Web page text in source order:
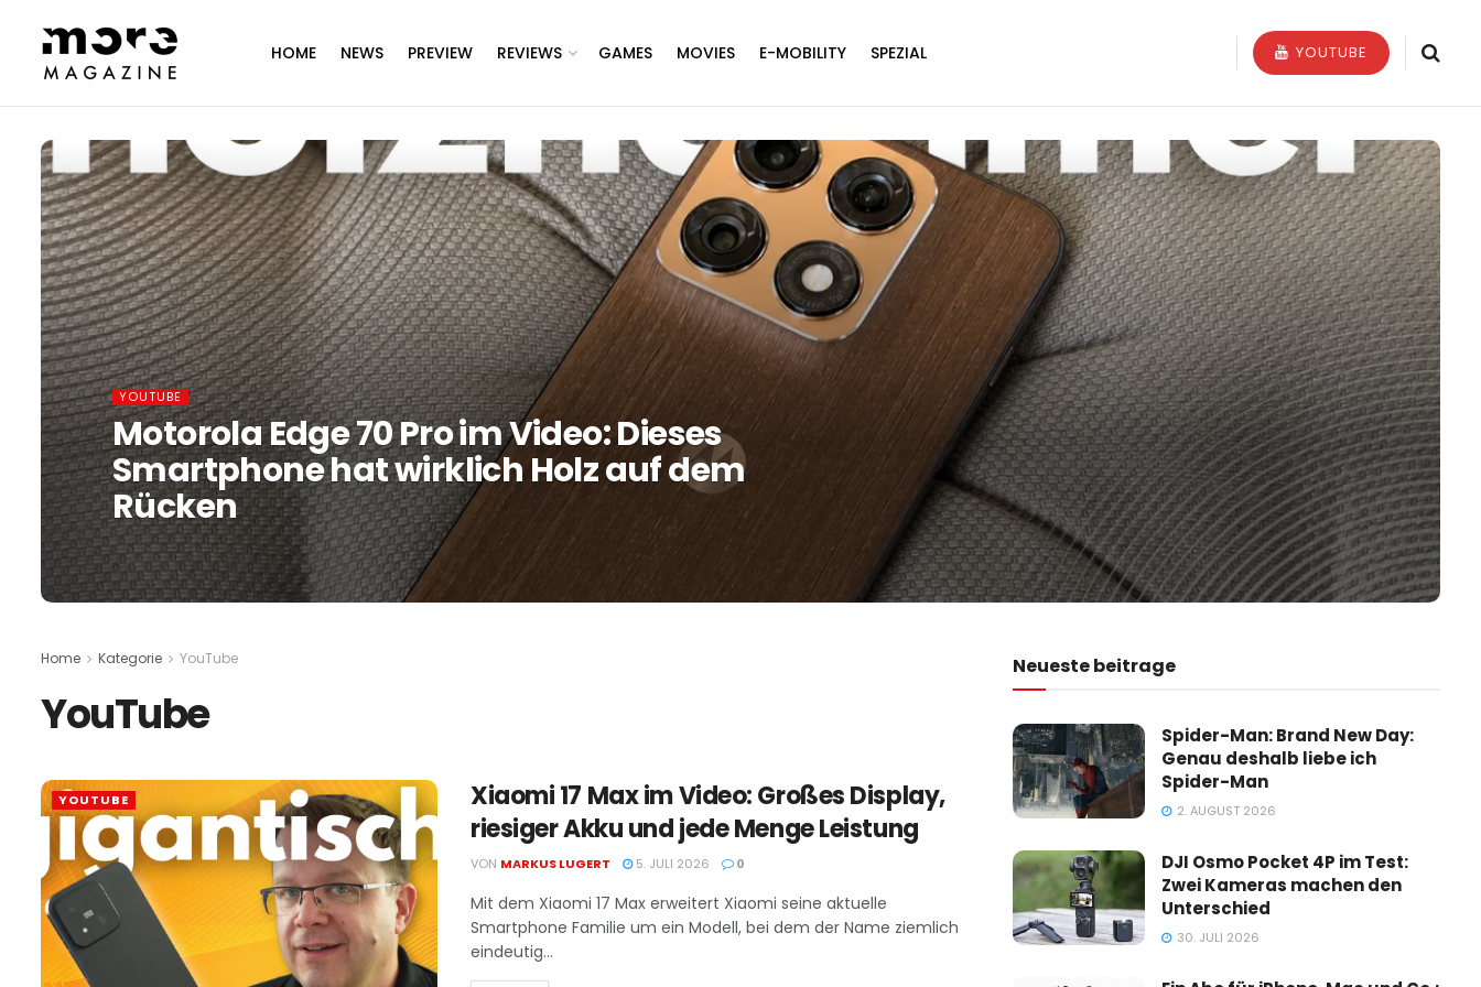
HOME NEWS PREVIEW REVIEWS GAMES MOVIES E-MOBILITY SPEZIAL YOUTUBE
YOUTUBE
Motorola Edge 70 Pro im Video: Dieses
Smartphone hat wirklich Holz auf dem
Rücken
Home Kategorie YouTube
YouTube
YOUTUBE
Xiaomi 17 Max im Video: Großes Display,
riesiger Akku und jede Menge Leistung
VON MARKUS LUGERT 5. JULI 2026 0
Mit dem Xiaomi 17 Max erweitert Xiaomi seine aktuelle
Smartphone Familie um ein Modell, bei dem der Name ziemlich
eindeutig...
Neueste beitrage
Spider-Man: Brand New Day:
Genau deshalb liebe ich
Spider-Man
2. AUGUST 2026
DJI Osmo Pocket 4P im Test:
Zwei Kameras machen den
Unterschied
30. JULI 2026